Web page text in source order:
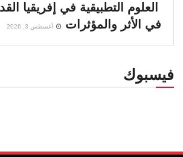
العلوم التطبيقية في إفريقيا
في الأثر والمؤثرات
أغسطس 3, 2026
فيسبوك